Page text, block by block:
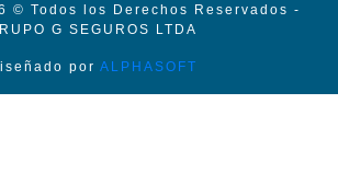
© Todos los Derechos Reservados -
G SEGUROS LTDA
por ALPHASOFT